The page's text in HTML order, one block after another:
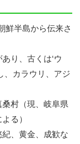
鮮半島から伝来さ
り、古くは‘ウ
、カラウリ、アジ
村（現、岐阜県
る）
、黄金、成歓な